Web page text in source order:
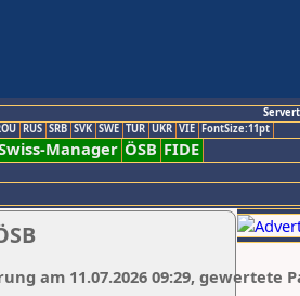
RUS SRB SVK SWE TUR UKR VIE FontSize:11pt
Manager ÖSB FIDE
am 11.07.2026 09:29, gewertete